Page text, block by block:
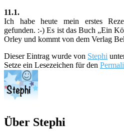
11.1.
Ich habe heute mein erstes
gefunden. :-) Es ist das Buch „Ein
Orley und kommt von dem Verlag
Dieser Eintrag wurde von Stephi
Setze ein Lesezeichen für den
Über Stephi